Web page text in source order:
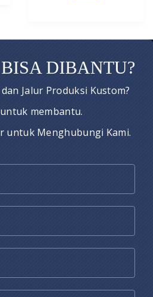
DIBANTU?
Jalur Produksi Kustom?
membantu.
untuk Menghubungi Kami.